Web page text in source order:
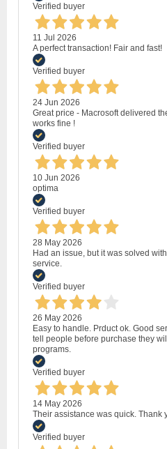
Verified buyer
11 Jul 2026
A perfect transaction! Fair and fast!
Verified buyer
24 Jun 2026
Great price - Macrosoft delivered
works fine !
Verified buyer
10 Jun 2026
optima
Verified buyer
28 May 2026
Had an issue, but it was solved
service.
Verified buyer
26 May 2026
Easy to handle. Prduct ok. Good
tell people before purchase they
programs.
Verified buyer
14 May 2026
Their assistance was quick. Thank
Verified buyer